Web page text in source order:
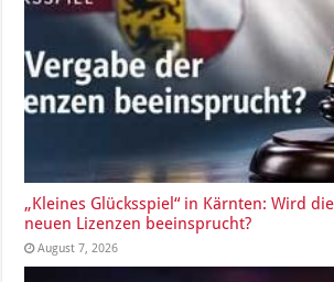
„Kleines Glücksspiel“ in Kärnten: Wird
neuen Lizenzen beeinsprucht?
August 7, 2026